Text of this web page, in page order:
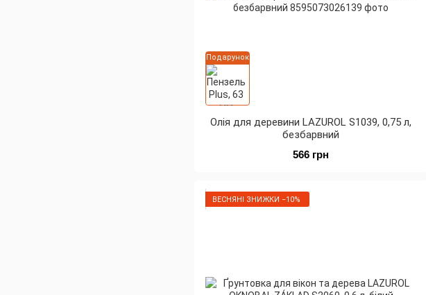
Подарунок
Олія для деревини LAZUROL S1039, 0,75 л,
безбарвний
566 грн
ВЕСНЯНІ ЗНИЖКИ −10%